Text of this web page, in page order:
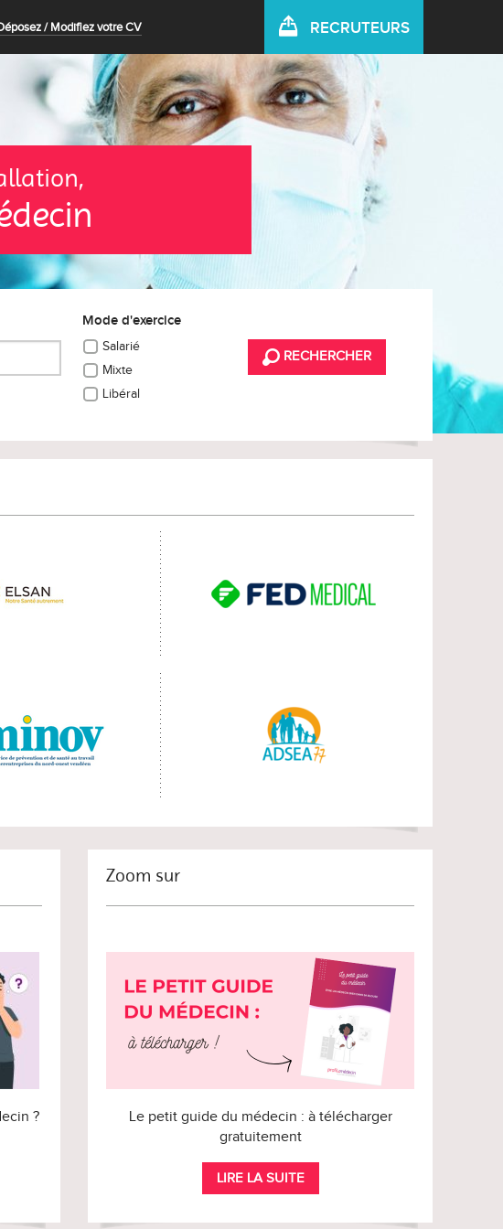
/ Modifiez votre CV RECRUTEURS
Mode d'exercice
Salarié
Mixte
Libéral
RECHERCHER
?
Zoom sur
Le petit guide du médecin : à télécharger
gratuitement
LIRE LA SUITE